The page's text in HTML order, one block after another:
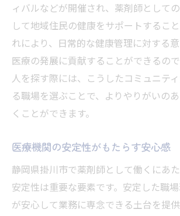
ィバルなどが開催され、薬剤師として
して地域住民の健康をサポートするこ
れにより、日常的な健康管理に対する
医療の発展に貢献することができるの
人を探す際には、こうしたコミュニテ
る職場を選ぶことで、よりやりがいの
くことができます。
医療機関の安定性がもたらす安心感
静岡県掛川市で薬剤師として働くにあ
安定性は重要な要素です。安定した職
が安心して業務に専念できる土台を提